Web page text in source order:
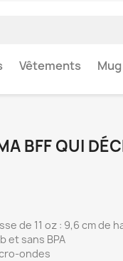
Vêtements
BFF QUI
de 11 oz : 9,6 cm de
et sans BPA
ondes